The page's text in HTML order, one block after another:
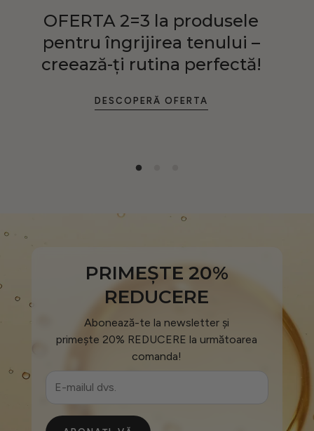
OFERTA 2=3 la produsele
pentru îngrijirea tenului –
creează-ți rutina perfectă!
DESCOPERĂ OFERTA
PRIMEȘTE 20%
REDUCERE
Abonează-te la newsletter și
primește 20% REDUCERE la următoarea
comanda!